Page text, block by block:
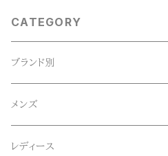
CATEGORY
ブランド別
ACE SNKR(エーススニーカー)
Anapau,Seaing,ANAPAU UG
メンズ
トップス
レディース